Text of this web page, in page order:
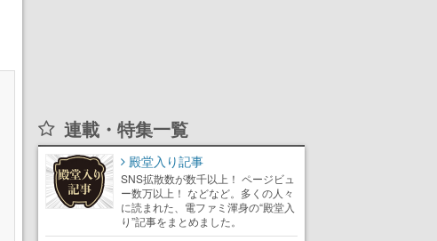
連載・特集一覧
殿堂入り記事
SNS拡散数が数千以上！ ページビュ
ー数万以上！ などなど。多くの人々
に読まれた、電ファミ渾身の“殿堂入
り”記事をまとめました。